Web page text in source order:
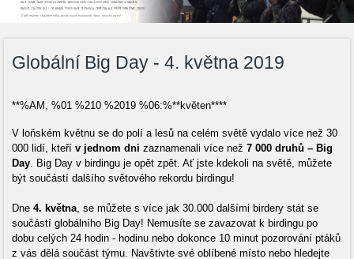
NAJEZDÍME ČASTO STOVKY KILOMETRŮ, ABYCHOM VIDĚLI DALŠÍ NOVÝ DRUH. ODNÁŠÍME SI NADŠENÍ,
RADOST, ZÁŽITKY, ALE I ZKLAMÁNÍ, POKUD NAŠE CESTA BYLA ZBYTEČNÁ, ALE PŘÍŠTĚ VYRÁŽÍME ZNOVU
Začít můžete v každém věku, podle svých možností, času...stojí to za to!
Globální Big Day - 4. května 2019
**%AM, %01 %210 %2019 %06:%**květen****
V loňském květnu se do polí a lesů na celém světě vydalo více než 30
000 lidí, kteří v jednom dni zaznamenali více než 7 000 druhů – Big
Day. Big Day v birdingu je opět zpět. Ať jste kdekoli na světě, můžete
být součástí dalšího světového rekordu birdingu!
Dne 4. května, se můžete s více jak 30.000 dalšími birdery stát se
součástí globálního Big Day! Nemusíte se zavazovat k birdingu po
dobu celých 24 hodin - hodinu nebo dokonce 10 minut pozorování ptáků
z vás dělá součást týmu. Navštivte své oblíbené místo nebo hledejte